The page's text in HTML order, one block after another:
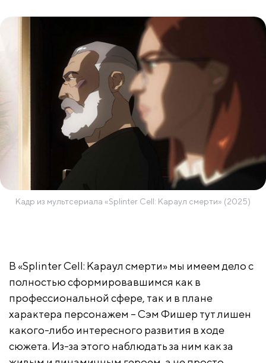
Кадр из мультсериала «Splinter Cell: Караул смерти» (2025)
В «Splinter Cell: Караул смерти» мы имеем дело с
полностью сформировавшимся как в
профессиональной сфере, так и в плане
характера персонажем – Сэм Фишер тут лишен
какого-либо интересного развития в ходе
сюжета. Из-за этого наблюдать за ним как за